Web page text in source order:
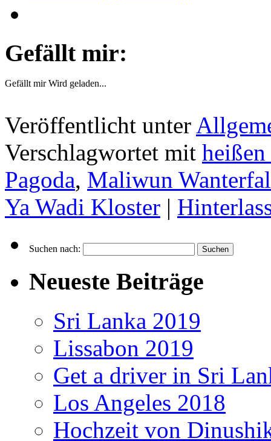
Gefällt mir:
Gefällt mir Wird geladen...
Veröffentlicht unter
Verschlagwortet mit
Pagoda, Maliwun
Ya Wadi Kloster |
Suchen nach:
Neueste Beiträge
Sri Lanka 2019
Lissabon 2019
Get a driver in Sri
Los Angeles 2018
Hochzeit von